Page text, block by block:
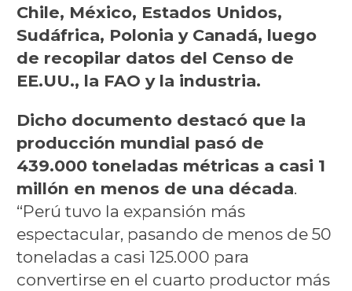
Chile, México, Estados Unidos,
Sudáfrica, Polonia y Canadá, luego
de recopilar datos del Censo de
EE.UU., la FAO y la industria.
Dicho documento destacó que la
producción mundial pasó de
439.000 toneladas métricas a casi 1
millón en menos de una década.
“Perú tuvo la expansión más
espectacular, pasando de menos de 50
toneladas a casi 125.000 para
convertirse en el cuarto productor más